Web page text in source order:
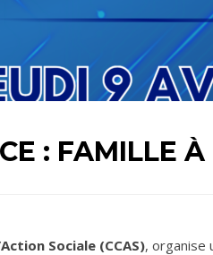
: FAMILLE
Sociale (CCAS), organise